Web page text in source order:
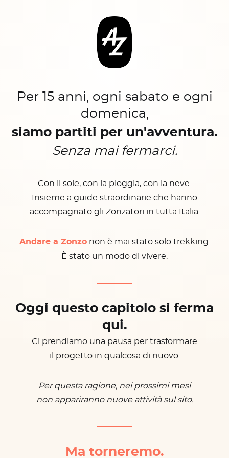
Per 15 anni, ogni sabato e ogni
domenica,
siamo partiti per un'avventura.
Senza mai fermarci.
Con il sole, con la pioggia, con la neve.
Insieme a guide straordinarie che hanno
accompagnato gli Zonzatori in tutta Italia.
Andare a Zonzonon è mai stato solo trekking.
È stato un modo di vivere.
Oggi questo capitolo si ferma
qui.
Ci prendiamo una pausa per trasformare
il progetto in qualcosa di nuovo.
Per questa ragione, nei prossimi mesi
non appariranno nuove attività sul sito.
Ma torneremo.